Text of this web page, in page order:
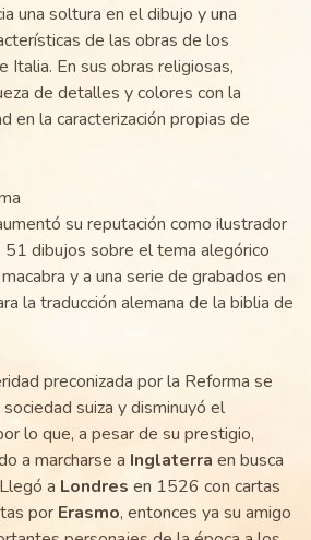
una soltura en el dibujo y una
de las obras de los
En sus obras religiosas,
de detalles y colores con la
en la caracterización propias de
su reputación como ilustrador
51 dibujos sobre el tema alegórico
y a una serie de grabados en
la traducción alemana de la biblia de
preconizada por la Reforma se
suiza y disminuyó el
lo que, a pesar de su prestigio,
a marcharse a Inglaterra en busca
a Londres en 1526 con cartas
por Erasmo, entonces ya su amigo